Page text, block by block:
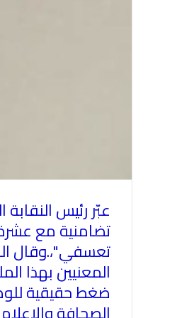
عبّر رئيس
تضامنية مع
تعسفي"،.وقال
المعنيين بهذا
ضغط حقيقية